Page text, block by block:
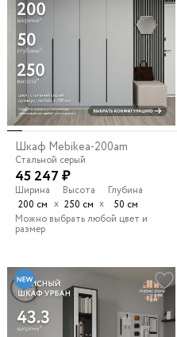
Шкаф Mebikea-200am
Стальной серый
45 247 ₽
Ширина
200 см х
Высота
250 см х
Глубина
50 см
Можно выбрать любой цвет и
размер